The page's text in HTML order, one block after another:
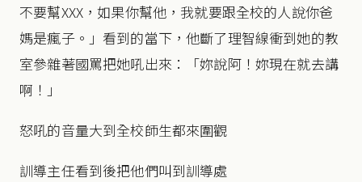
不要幫XXX，如果你幫他，我就要跟全校的人說你爸
媽是瘋子。」看到的當下，他斷了理智線衝到她的教
室參雜著國罵把她吼出來：「妳說阿！妳現在就去講
啊！」
怒吼的音量大到全校師生都來圍觀
訓導主任看到後把他們叫到訓導處